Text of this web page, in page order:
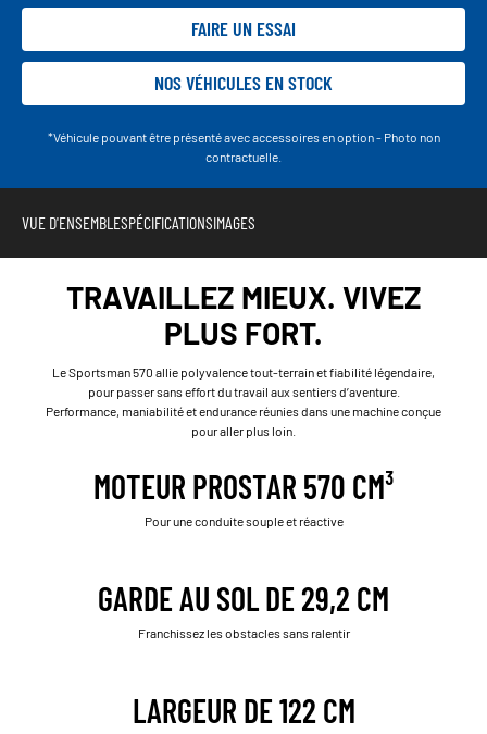
FAIRE UN ESSAI
NOS VÉHICULES EN STOCK
*Véhicule pouvant être présenté avec accessoires en option - Photo non
contractuelle.
VUE D'ENSEMBLESPÉCIFICATIONSIMAGES
TRAVAILLEZ MIEUX. VIVEZ
PLUS FORT.
Le Sportsman 570 allie polyvalence tout-terrain et fiabilité légendaire,
pour passer sans effort du travail aux sentiers d’aventure.
Performance, maniabilité et endurance réunies dans une machine conçue
pour aller plus loin.
MOTEUR PROSTAR 570 CM³
Pour une conduite souple et réactive
GARDE AU SOL DE 29,2 CM
Franchissez les obstacles sans ralentir
LARGEUR DE 122 CM